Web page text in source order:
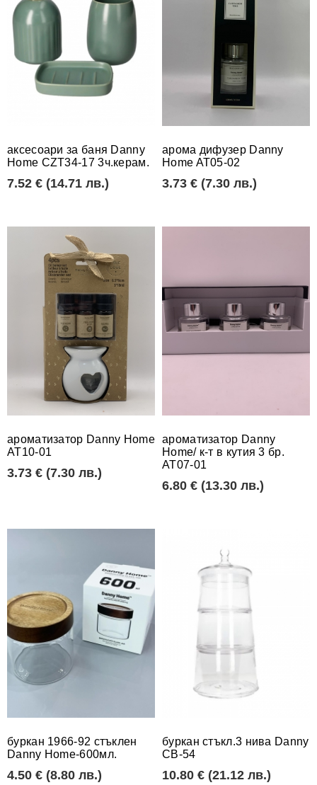
аксесоари за баня Danny
Home CZT34-17 3ч.керам.
7.52 € (14.71 лв.)
арома дифузер Danny
Home AT05-02
3.73 € (7.30 лв.)
ароматизатор Danny Home
AT10-01
3.73 € (7.30 лв.)
ароматизатор Danny
Home/ к-т в кутия 3 бр.
AT07-01
6.80 € (13.30 лв.)
буркан 1966-92 стъклен
Danny Home-600мл.
4.50 € (8.80 лв.)
буркан стъкл.3 нива Danny
CB-54
10.80 € (21.12 лв.)